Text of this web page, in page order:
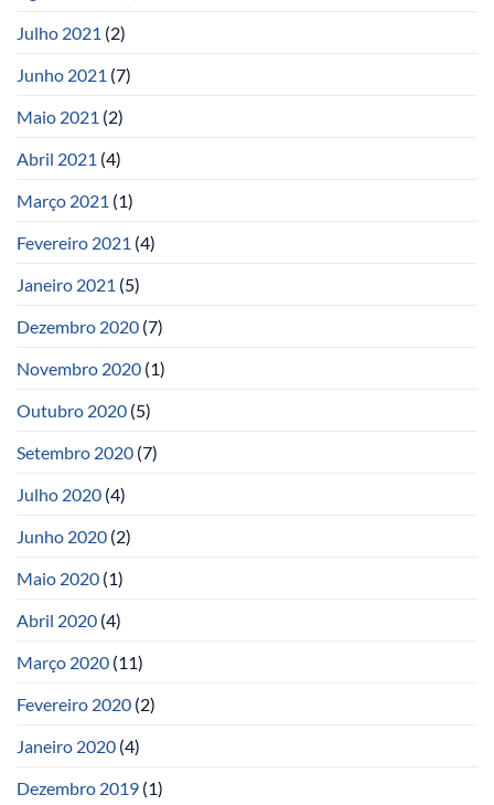
Julho 2021 (2)
Junho 2021 (7)
Maio 2021 (2)
Abril 2021 (4)
Março 2021 (1)
Fevereiro 2021 (4)
Janeiro 2021 (5)
Dezembro 2020 (7)
Novembro 2020 (1)
Outubro 2020 (5)
Setembro 2020 (7)
Julho 2020 (4)
Junho 2020 (2)
Maio 2020 (1)
Abril 2020 (4)
Março 2020 (11)
Fevereiro 2020 (2)
Janeiro 2020 (4)
Dezembro 2019 (1)